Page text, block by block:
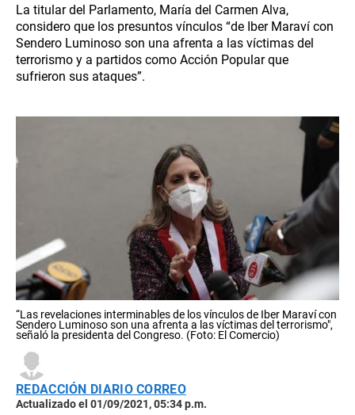
La titular del Parlamento, María del Carmen Alva,
considero que los presuntos vínculos “de Iber Maraví con
Sendero Luminoso son una afrenta a las víctimas del
terrorismo y a partidos como Acción Popular que
sufrieron sus ataques”.
“Las revelaciones interminables de los vínculos de Iber Maraví con
Sendero Luminoso son una afrenta a las víctimas del terrorismo",
señaló la presidenta del Congreso. (Foto: El Comercio)
REDACCIÓN DIARIO CORREO
Actualizado el 01/09/2021, 05:34 p.m.